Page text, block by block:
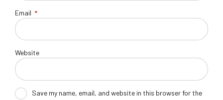
Email *
Website
Save my name, email, and website in this browser for the